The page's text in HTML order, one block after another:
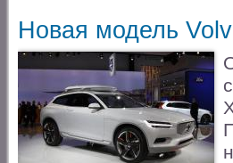
Новая модель